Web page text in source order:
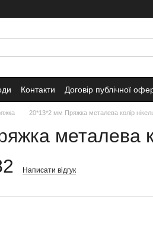
Контакти Договір публічної
20*13*2 мм Пряжка металева колір
металева
Написати відгук